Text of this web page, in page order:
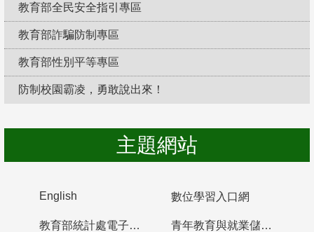
教育部全民安全指引專區
教育部詐騙防制專區
教育部性別平等專區
防制校園霸凌，勇敢說出來！
主題網站
English 數位學習入口網
教育部統計處電子書櫃 青年教育與就業儲蓄帳戶